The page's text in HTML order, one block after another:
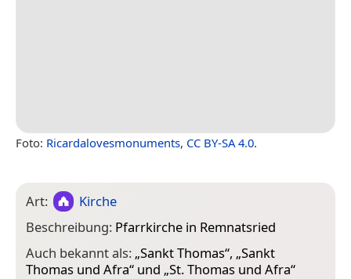
Foto: Ricardalovesmonuments, CC BY-SA 4.0.
Art:
Kirche
Beschreibung: Pfarrkirche in Remnatsried
Auch bekannt als: „Sankt Thomas“, „Sankt
Thomas und Afra“ und „St. Thomas und Afra“